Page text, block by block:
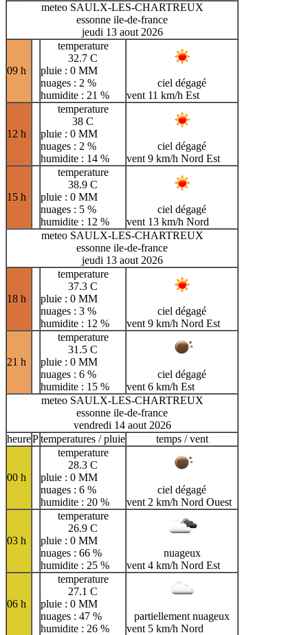
meteo SAULX-LES-CHARTREUX
essonne ile-de-france
jeudi 13 aout 2026
09 h
temperature
32.7 C
pluie : 0 MM
nuages : 2 %
humidite : 21 %
ciel dégagé
vent 11 km/h Est
12 h
temperature
38 C
pluie : 0 MM
nuages : 2 %
humidite : 14 %
ciel dégagé
vent 9 km/h Nord Est
15 h
temperature
38.9 C
pluie : 0 MM
nuages : 5 %
humidite : 12 %
ciel dégagé
vent 13 km/h Nord
meteo SAULX-LES-CHARTREUX
essonne ile-de-france
jeudi 13 aout 2026
18 h
temperature
37.3 C
pluie : 0 MM
nuages : 3 %
humidite : 12 %
ciel dégagé
vent 9 km/h Nord Est
21 h
temperature
31.5 C
pluie : 0 MM
nuages : 6 %
humidite : 15 %
ciel dégagé
vent 6 km/h Est
meteo SAULX-LES-CHARTREUX
essonne ile-de-france
vendredi 14 aout 2026
heurePtemperatures / pluie temps / vent
00 h
temperature
28.3 C
pluie : 0 MM
nuages : 6 %
humidite : 20 %
ciel dégagé
vent 2 km/h Nord Ouest
03 h
temperature
26.9 C
pluie : 0 MM
nuages : 66 %
humidite : 25 %
nuageux
vent 4 km/h Nord Est
06 h
temperature
27.1 C
pluie : 0 MM
nuages : 47 %
humidite : 26 %
partiellement nuageux
vent 5 km/h Nord